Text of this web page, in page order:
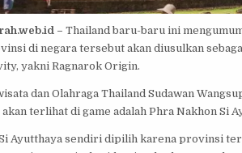
–Thailand baru-baru ini
di negara tersebut akan diusulkan
yakni Ragnarok Origin.
dan Olahraga Thailand Sudawan
terlihat di game adalah Phra Nakhon Si
Ayutthaya sendiri dipilih karena provinsi